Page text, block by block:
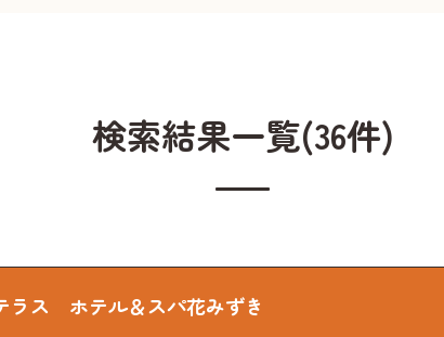
検索結果一覧(36件)
ラス ホテル＆スパ花みずき